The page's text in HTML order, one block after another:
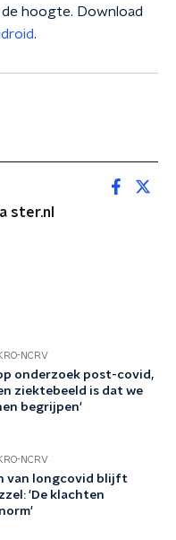
de hoogte. Download
.
ster.nl
NCRV
onderzoek post-covid,
ziektebeeld is dat we
begrijpen'
NCRV
van longcovid blijft
'De klachten